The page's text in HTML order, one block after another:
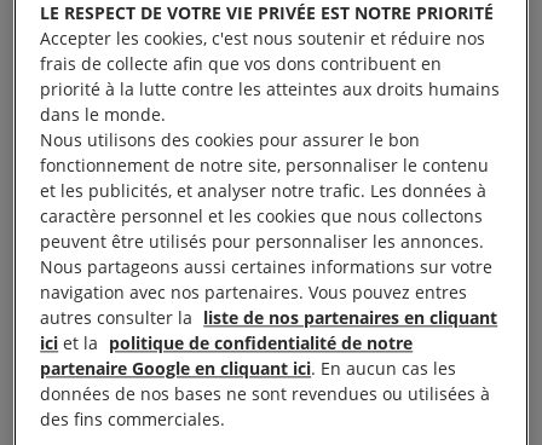
Cette pétition est maintenant terminée. Merci de
l’avoir signée. Nous allons remettre très
prochainement ces signatures à ses destinataires et
nous donnerons des informations sur leurs
réponses.
Zeynab Jalalian purge une peine de réclusion à
perpétuité, et le monde autour d’elle devient chaque
jour plus sombre. Arrêtée en raison de ses activités
politiques, torturée pendant sa détention, elle risque
maintenant de perdre la vue. En 2008, elle a été
incarcérée en raison de ses liens supposés avec la
branche militaire d’un groupe d’opposition kurde.
LE RESPECT DE VOTRE VIE PRIVÉE EST NOTRE PRIORITÉ
Accepter les cookies, c'est nous soutenir et réduire nos
frais de collecte afin que vos dons contribuent en
priorité à la lutte contre les atteintes aux droits humains
dans le monde.
Nous utilisons des cookies pour assurer le bon
fonctionnement de notre site, personnaliser le contenu
et les publicités, et analyser notre trafic. Les données à
caractère personnel et les cookies que nous collectons
peuvent être utilisés pour personnaliser les annonces.
Nous partageons aussi certaines informations sur votre
navigation avec nos partenaires. Vous pouvez entres
autres consulter la liste de nos partenaires en cliquant
ici et la politique de confidentialité de notre
partenaire Google en cliquant ici. En aucun cas les
données de nos bases ne sont revendues ou utilisées à
des fins commerciales.